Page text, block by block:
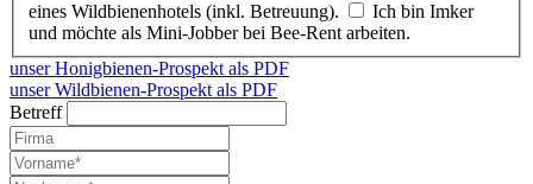
eines Wildbienenhotels (inkl. Betreuung).
Ich bin Imker
und möchte als Mini-Jobber bei Bee-Rent arbeiten.
unser Honigbienen-Prospekt als PDF
unser Wildbienen-Prospekt als PDF
Betreff